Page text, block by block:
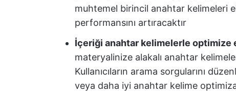
muhtemel birincil anahtar kelimeleri
performansını artıracaktır
İçeriği anahtar kelimelerle optimize
materyalinize alakalı anahtar
Kullanıcıların arama sorgularını
veya daha iyi anahtar kelime